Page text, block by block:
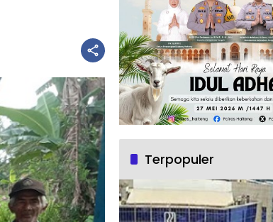
Terpopuler